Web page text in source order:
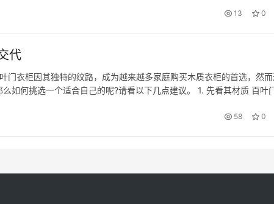
13 0
代
衣柜因其独特的纹路，成为越来越多家庭购买木质衣柜的首选，然而
如何挑选一个适合自己的呢?请看以下几点建议。 1. 先看其材质 百叶
58 0